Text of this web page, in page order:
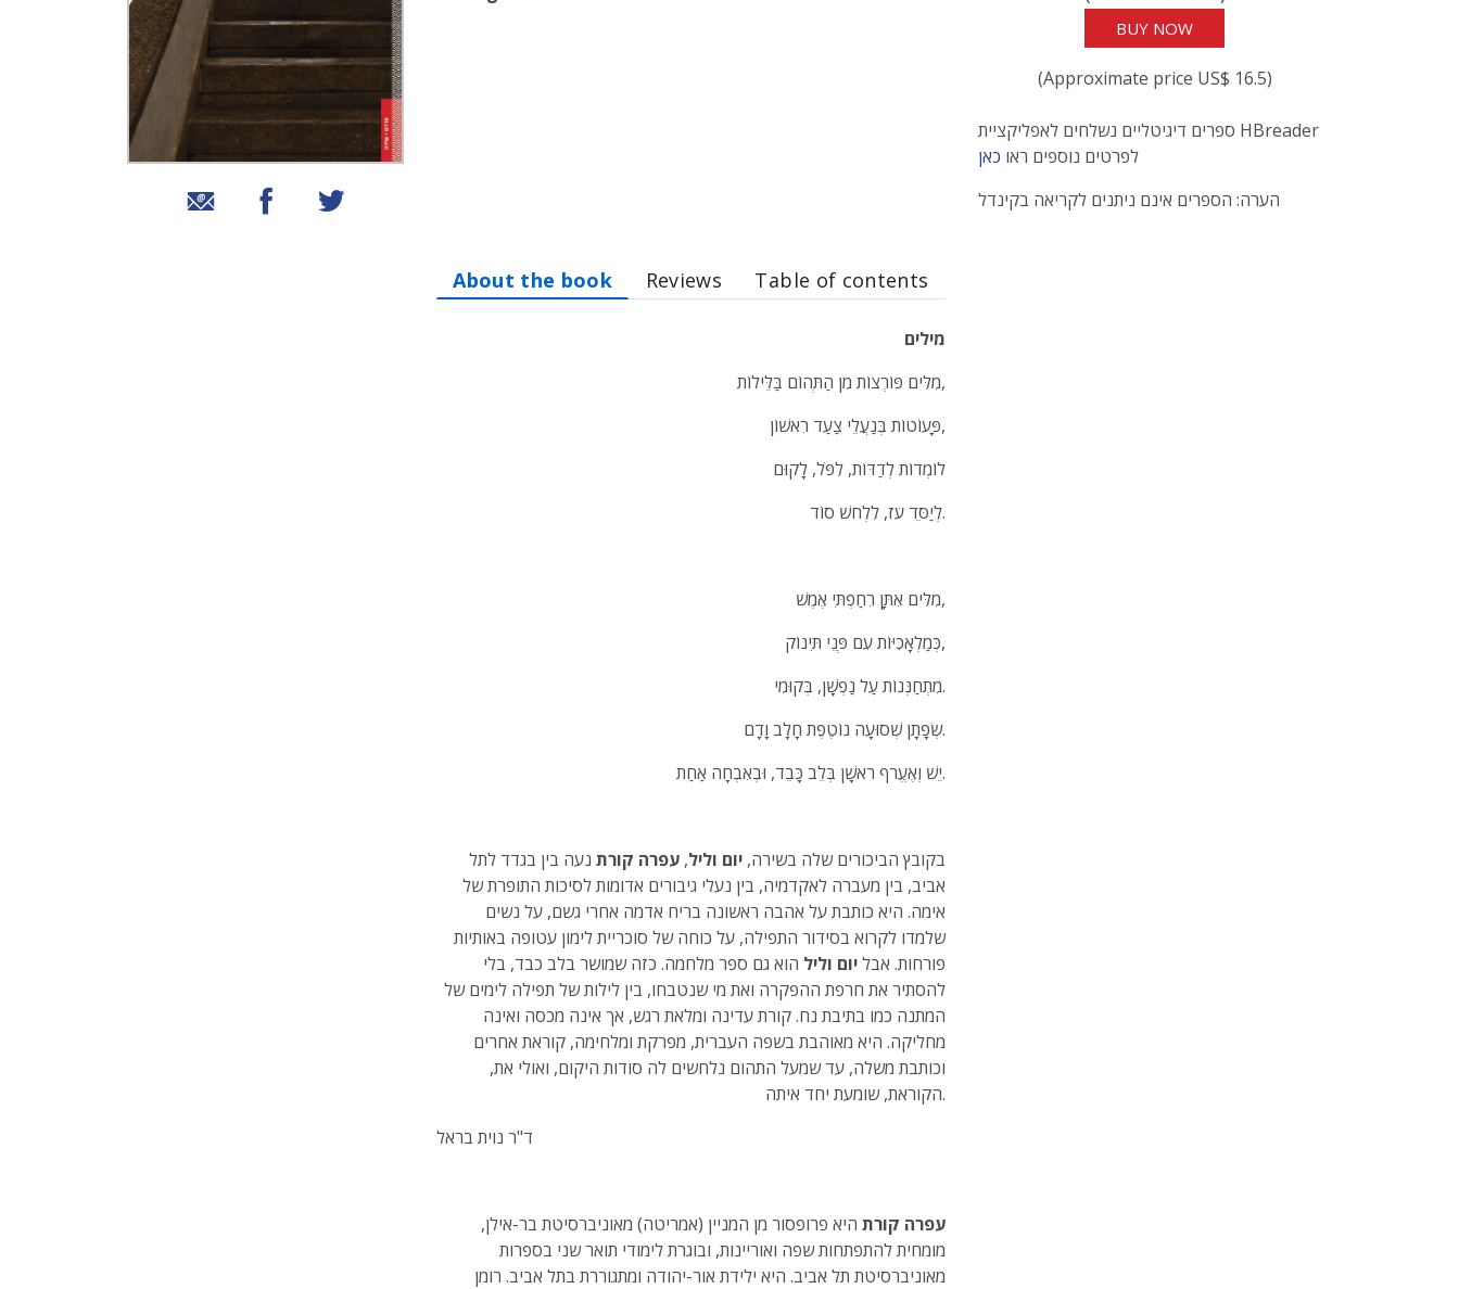
שיתוף באמצעות אימייל
שיתוף בפייסבוקשיתוף בטוויטר
BUY NOW
(Approximate price US$ 16.5)
ספרים דיגיטליים נשלחים לאפליקציית HBreader
לפרטים נוספים ראו כאן
הערה: הספרים אינם ניתנים לקריאה בקינדל
About the book Reviews Table of contents
מילים
מִלִּים פּוֹרְצוֹת מִן הַתְּהוֹם בַּלֵּילוֹת,
פָּעוֹטוֹת בְּנַעֲלֵי צַעַד רִאשׁוֹן,
לוֹמְדוֹת לְדַדּוֹת, לִפֹּל, לָקוּם
לְיַסֵּד עֹז, לִלְחֹשׁ סוֹד.
מִלִּים אִתָּן רִחַפְתִּי אֶמֶשׁ,
כְּמַלְאָכִיּוֹת עִם פְּנֵי תִּינוֹק,
מִתְחַנְּנוֹת עַל נַפְשָׁן, בְּקוּמִי.
שְׂפָתָן שְׁסוּעָה נוֹטֶפֶת חָלָב וָדָם.
יֵשׁ וְאֶעֱרֹף רֹאשָׁן בְּלֵב כָּבֵד, וּבְאִבְחָה אַחַת.
בקובץ הביכורים שלה בשירה,יום וליל,עפרה קורת נעה בין בגדד לתל
אביב, בין מעברה לאקדמיה, בין נעלי גיבורים אדומות לסיכות התופרת של
אימה. היא כותבת על אהבה ראשונה בריח אדמה אחרי גשם, על נשים
שלמדו לקרוא בסידור התפילה, על כוחה של סוכריית לימון עטופה באותיות
פורחות. אבליום וליל הוא גם ספר מלחמה. כזה שמושר בלב כבד, בלי
להסתיר את חרפת ההפקרה ואת מי שנטבחו, בין לילות של תפילה לימים של
המתנה כמו בתיבת נח. קורת עדינה ומלאת רגש, אך אינה מכסה ואינה
מחליקה. היא מאוהבת בשפה העברית, מפרקת ומלחימה, קוראת אחרים
וכותבת משלה, עד שמעל התהום נלחשים לה סודות היקום, ואולי את,
הקוראת, שומעת יחד איתה.
ד"ר נוית בראל
עפרה קורת היא פרופסור מן המניין (אמריטה) מאוניברסיטת בר-אילן,
מומחית להתפתחות שפה ואוריינות, ובוגרת לימודי תואר שני בספרות
מאוניברסיטת תל אביב. היא ילידת אור-יהודה ומתגוררת בתל אביב. רומן